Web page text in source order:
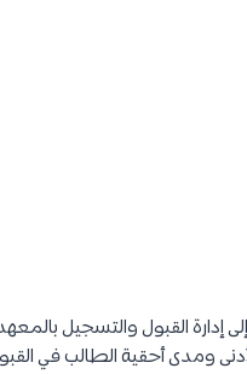
إدارة القبول والتسجيل
ومدى أحقية الطالب في